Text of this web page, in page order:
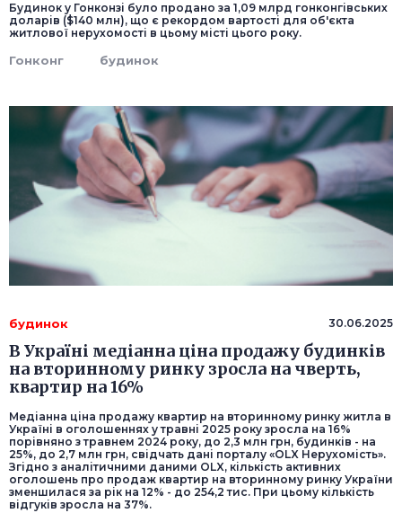
Будинок у Гонконзі було продано за 1,09 млрд гонконгівських
доларів ($140 млн), що є рекордом вартості для об'єкта
житлової нерухомості в цьому місті цього року.
Гонконг будинок
будинок 30.06.2025
В Україні медіанна ціна продажу будинків
на вторинному ринку зросла на чверть,
квартир на 16%
Медіанна ціна продажу квартир на вторинному ринку житла в
Україні в оголошеннях у травні 2025 року зросла на 16%
порівняно з травнем 2024 року, до 2,3 млн грн, будинків - на
25%, до 2,7 млн грн, свідчать дані порталу «OLX Нерухомість».
Згідно з аналітичними даними OLX, кількість активних
оголошень про продаж квартир на вторинному ринку України
зменшилася за рік на 12% - до 254,2 тис. При цьому кількість
відгуків зросла на 37%.